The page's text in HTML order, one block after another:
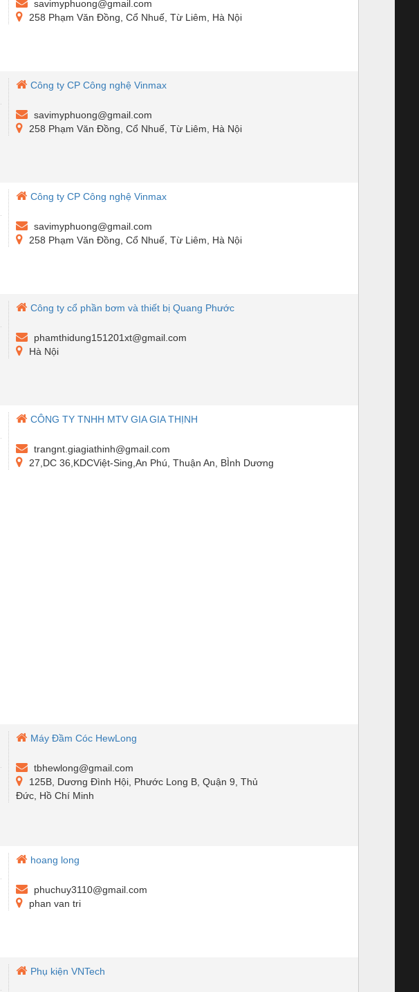
savimyphuong@gmail.com
258 Phạm Văn Đồng, Cổ Nhuế, Từ Liêm, Hà Nội
Công ty CP Công nghệ Vinmax
savimyphuong@gmail.com
258 Phạm Văn Đồng, Cổ Nhuế, Từ Liêm, Hà Nội
Công ty CP Công nghệ Vinmax
savimyphuong@gmail.com
258 Phạm Văn Đồng, Cổ Nhuế, Từ Liêm, Hà Nội
Công ty cổ phần bơm và thiết bị Quang Phước
phamthidung151201xt@gmail.com
Hà Nội
CÔNG TY TNHH MTV GIA GIA THỊNH
trangnt.giagiathinh@gmail.com
27,DC 36,KDCViệt-Sing,An Phú, Thuận An, BÌnh Dương
Máy Đầm Cóc HewLong
tbhewlong@gmail.com
125B, Dương Đình Hội, Phước Long B, Quận 9, Thủ
Đức, Hồ Chí Minh
hoang long
phuchuy3110@gmail.com
phan van tri
Phụ kiện VNTech